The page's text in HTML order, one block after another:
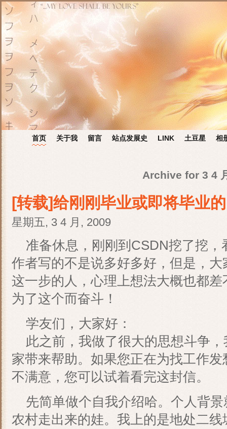
首页 关于我 留言 站点发展史 LINK 土豆星 相
Archive for 3 4
[转载]给刚刚毕业或即将毕业
星期五, 3 4 月, 2009
准备休息，刚刚到CSDN挖了挖，
作者写的不是说多好多好，但是，
这一步的人，心理上想法大概也都
为了这个而奋斗！
学友们，大家好：
此之前，我做了很大的思想斗争
家带来帮助。如果您正在为找工作
不满意，您可以试着看完这封信。
先简单做个自我介绍哈。个人背
农村走出来的娃。我上的是地处二